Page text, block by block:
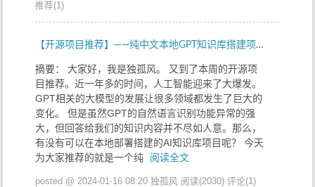
推荐(1)
【开源项目推荐】——纯中文本地GPT知识库搭建项目.assets
摘要： 大家好，我是独孤风。 又到了本周的开源项
目推荐。近一年多的时间，人工智能迎来了大爆发。
GPT相关的大模型的发展让很多领域都发生了巨大的
变化。 但是虽然GPT的自然语言识别功能异常的强
大，但回答给我们的知识内容并不尽如人意。那么，
有没有可以在本地部署搭建的AI知识库项目呢？ 今天
为大家推荐的就是一个纯
阅读全文
posted @ 2024-01-16 08:20 独孤风 阅读(2030) 评论(1)